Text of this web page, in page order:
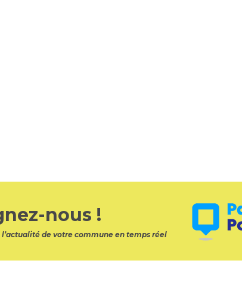
nous !
de votre commune en temps réel